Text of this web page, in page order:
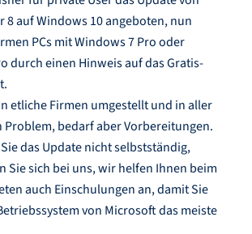
8 auf Windows 10 angeboten, nun
PCs mit Windows 7 Pro oder
durch einen Hinweis auf das Gratis-
etliche Firmen umgestellt und in aller
Problem, bedarf aber Vorbereitungen.
das Update nicht selbstständig,
Sie sich bei uns, wir helfen Ihnen beim
auch Einschulungen an, damit Sie
von Microsoft das meiste